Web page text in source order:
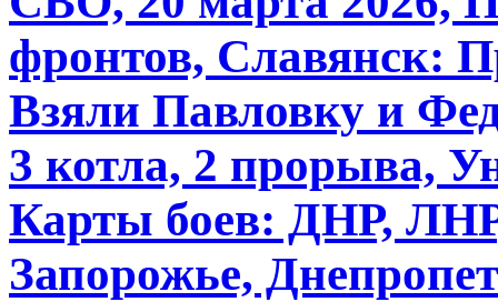
фронтов, Славянск:
Взяли Павловку и
3 котла, 2 прорыва,
Карты боев: ДНР,
Запорожье,